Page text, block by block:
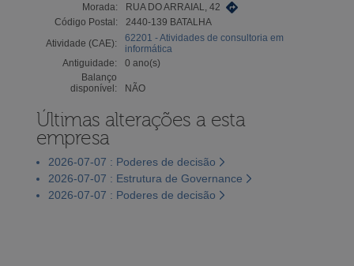
Morada:
RUA DO ARRAIAL, 42
Código Postal:
2440-139 BATALHA
Atividade (CAE):
62201 - Atividades de consultoria em
informática
Antiguidade:
0 ano(s)
Balanço
disponível:
NÃO
Últimas alterações a esta
empresa
2026-07-07 : Poderes de decisão
2026-07-07 : Estrutura de Governance
2026-07-07 : Poderes de decisão